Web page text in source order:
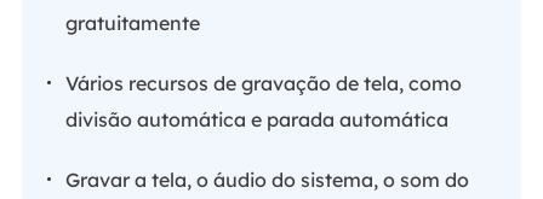
gratuitamente
Vários recursos de gravação de tela, como
divisão automática e parada automática
Gravar a tela, o áudio do sistema, o som do